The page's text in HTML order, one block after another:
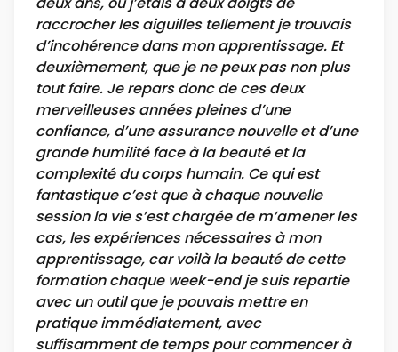
raccrocher les aiguilles tellement je trouvais
d’incohérence dans mon apprentissage. Et
deuxièmement, que je ne peux pas non plus
tout faire. Je repars donc de ces deux
merveilleuses années pleines d’une
confiance, d’une assurance nouvelle et d’une
grande humilité face à la beauté et la
complexité du corps humain. Ce qui est
fantastique c’est que à chaque nouvelle
session la vie s’est chargée de m’amener les
cas, les expériences nécessaires à mon
apprentissage, car voilà la beauté de cette
formation chaque week-end je suis repartie
avec un outil que je pouvais mettre en
pratique immédiatement, avec
suffisamment de temps pour commencer à